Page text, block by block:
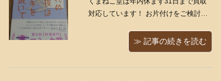
対応しています！ お片付けをご検討中
さいませ！ くまねこ堂では、現在アル
バイト・正社員を募集しています！ 気
≫ 記事の続きを読む